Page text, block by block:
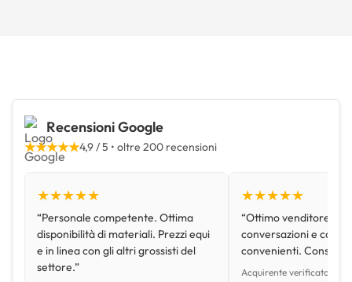
Recensioni Google
★★★★★4,9 / 5 • oltre 200 recensioni
★★★★★
“Personale competente. Ottima
disponibilità di materiali. Prezzi equi
e in linea con gli altri grossisti del
settore.”
★★★★★
“Ottimo venditore,
conversazioni e con
convenienti.
Acquirente verificato •